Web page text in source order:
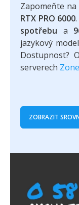
Zapomeňte na
RTX PRO 6000
spotřebu a
jazykový
Dostupnost?
serverech
ZOBRAZIT